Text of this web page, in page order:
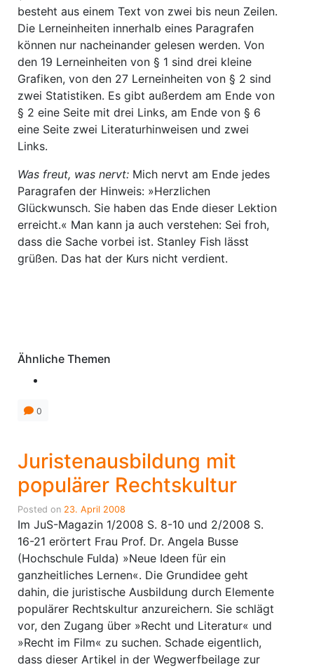
besteht aus einem Text von zwei bis neun Zeilen.
Die Lerneinheiten innerhalb eines Paragrafen
können nur nacheinander gelesen werden. Von
den 19 Lerneinheiten von § 1 sind drei kleine
Grafiken, von den 27 Lerneinheiten von § 2 sind
zwei Statistiken. Es gibt außerdem am Ende von
§ 2 eine Seite mit drei Links, am Ende von § 6
eine Seite zwei Literaturhinweisen und zwei
Links.
Was freut, was nervt: Mich nervt am Ende jedes
Paragrafen der Hinweis: »Herzlichen
Glückwunsch. Sie haben das Ende dieser Lektion
erreicht.« Man kann ja auch verstehen: Sei froh,
dass die Sache vorbei ist. Stanley Fish lässt
grüßen. Das hat der Kurs nicht verdient.
Ähnliche Themen
0
Juristenausbildung mit
populärer Rechtskultur
Posted on 23. April 2008
Im JuS-Magazin 1/2008 S. 8-10 und 2/2008 S.
16-21 erörtert Frau Prof. Dr. Angela Busse
(Hochschule Fulda) »Neue Ideen für ein
ganzheitliches Lernen«. Die Grundidee geht
dahin, die juristische Ausbildung durch Elemente
populärer Rechtskultur anzureichern. Sie schlägt
vor, den Zugang über »Recht und Literatur« und
»Recht im Film« zu suchen. Schade eigentlich,
dass dieser Artikel in der Wegwerfbeilage zur